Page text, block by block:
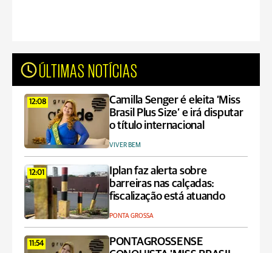
ÚLTIMAS NOTÍCIAS
12:08
Camilla Senger é eleita ‘Miss
Brasil Plus Size’ e irá disputar
o título internacional
VIVER BEM
12:01
Iplan faz alerta sobre
barreiras nas calçadas:
fiscalização está atuando
PONTA GROSSA
11:54
PONTAGROSSENSE